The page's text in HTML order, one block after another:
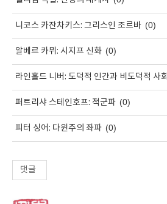
니코스 카잔차키스: 그리스인 조르바 (0)
알베르 카뮈: 시지프 신화 (0)
라인홀드 니버: 도덕적 인간과 비도덕적 사회
퍼트리샤 스테인호프: 적군파 (0)
피터 싱어: 다윈주의 좌파 (0)
댓글